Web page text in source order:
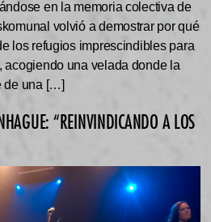
en la memoria colectiva de
volvió a demostrar por qué
los refugios imprescindibles para
acogiendo una velada donde la
de una […]
“REINVINDICANDO A LOS